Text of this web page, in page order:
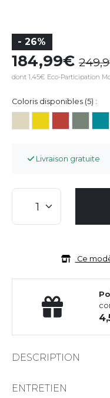
- 26%
184,99
dont 1,45€ Eco-Participation
Coloris disponibles (5) :
Livraison gratuite
Ce
DESCRIPTION
ENTRETIEN